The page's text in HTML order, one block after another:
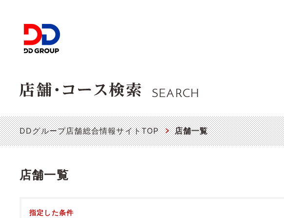
SEARCH
DDグループ店舗総合情報サイトTOP 店舗一覧
店舗一覧
指定した条件